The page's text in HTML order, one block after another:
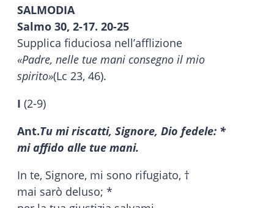
SALMODIA
Salmo 30, 2-17. 20-25
Supplica fiduciosa nell’afflizione
«Padre, nelle tue mani consegno il mio
spirito»(Lc 23, 46).
I (2-9)
Ant.Tu mi riscatti, Signore, Dio fedele: *
mi affido alle tue mani.
In te, Signore, mi sono rifugiato, †
mai sarò deluso; *